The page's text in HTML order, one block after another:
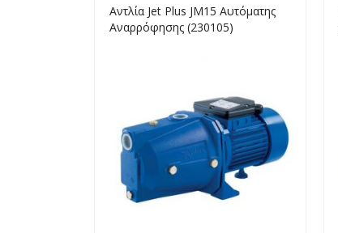
Αντλία Jet Plus JM15 Αυτόματης
Αναρρόφησης (230105)